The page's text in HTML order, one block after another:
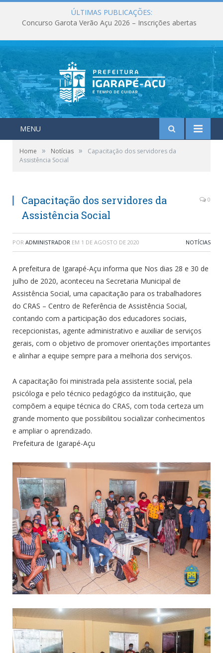
ÚLTIMAS PUBLICAÇÕES:
Concurso Garota Verão Açu 2026 – Inscrições abertas
MENU
Home » Notícias »
Capacitação dos servidores da
Assistência Social
Capacitação dos servidores da
Assistência Social
0
POR ADMINISTRADOR EM 1 DE AGOSTO DE 2020 NOTÍCIAS
A prefeitura de Igarapé-Açu informa que Nos dias 28 e 30 de
julho de 2020, aconteceu na Secretaria Municipal de
Assistência Social, uma capacitação para os trabalhadores
do CRAS – Centro de Referência de Assistência Social,
contando com a participação dos educadores sociais,
recepcionistas, agente administrativo e auxiliar de serviços
gerais, com o objetivo de promover orientações importantes
e alinhar a equipe sempre para a melhoria dos serviços.
A capacitação foi ministrada pela assistente social, pela
psicóloga e pelo técnico pedagógico da instituição, que
compõem a equipe técnica do CRAS, com toda certeza um
grande momento que possibilitou socializar conhecimentos
e ampliar o aprendizado.
Prefeitura de Igarapé-Açu